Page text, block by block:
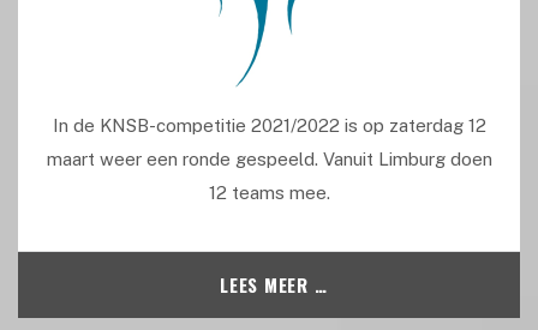
In de KNSB-competitie 2021/2022 is op zaterdag 12
maart weer een ronde gespeeld. Vanuit Limburg doen
12 teams mee.
LEES MEER …